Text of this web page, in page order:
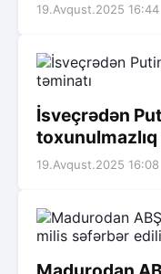
19.Avqust.2025 16:44
İsveçrədən
toxunulmazlıq
19.Avqust.2025 16:08